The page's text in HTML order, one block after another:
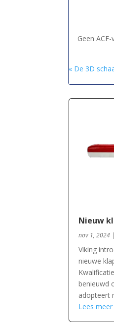
Geen
« De 3D
Nieuw
nov 1, 2024
Viking
nieuwe
benieuwd
adopteert
Lees meer